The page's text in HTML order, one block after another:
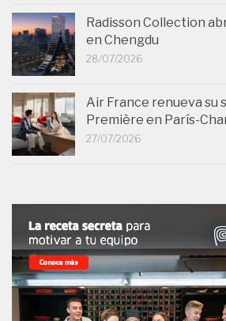
Radisson Collection
en Chengdu
28/07/2026
Air France renueva su
Première en París-
27/07/2026